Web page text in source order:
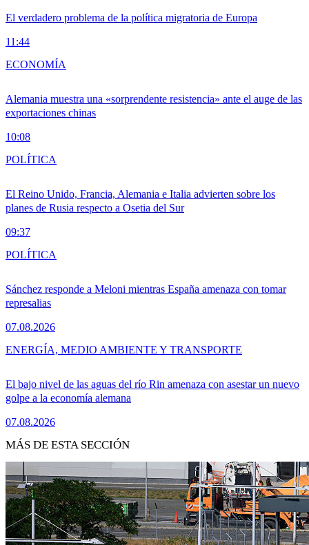
El verdadero problema de la política migratoria de Europa
11:44
Alemania muestra una «sorprendente resistencia» ante el auge de las
exportaciones chinas
10:08
ECONOMÍA
El Reino Unido, Francia, Alemania e Italia advierten sobre los
planes de Rusia respecto a Osetia del Sur
09:37
POLÍTICA
Sánchez responde a Meloni mientras España amenaza con tomar
represalias
07.08.2026
POLÍTICA
El bajo nivel de las aguas del río Rin amenaza con asestar un nuevo
golpe a la economía alemana
07.08.2026
ENERGÍA, MEDIO AMBIENTE Y TRANSPORTE
MÁS DE ESTA SECCIÓN